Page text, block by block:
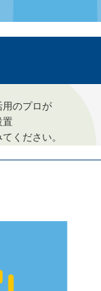
用のプロが
置
ください。